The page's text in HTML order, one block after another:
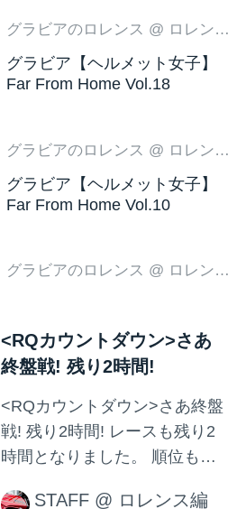
グラビアのロレンス @ ロレンス編集部
グラビア【ヘルメット女子】
Far From Home Vol.18
グラビアのロレンス @ ロレンス編集部
グラビア【ヘルメット女子】
Far From Home Vol.10
グラビアのロレンス @ ロレンス編集部
<RQカウントダウン>さあ
終盤戦! 残り2時間!
<RQカウントダウン>さあ終盤
戦! 残り2時間! レースも残り2
時間となりました。 順位も落
STAFF @ ロレンス編